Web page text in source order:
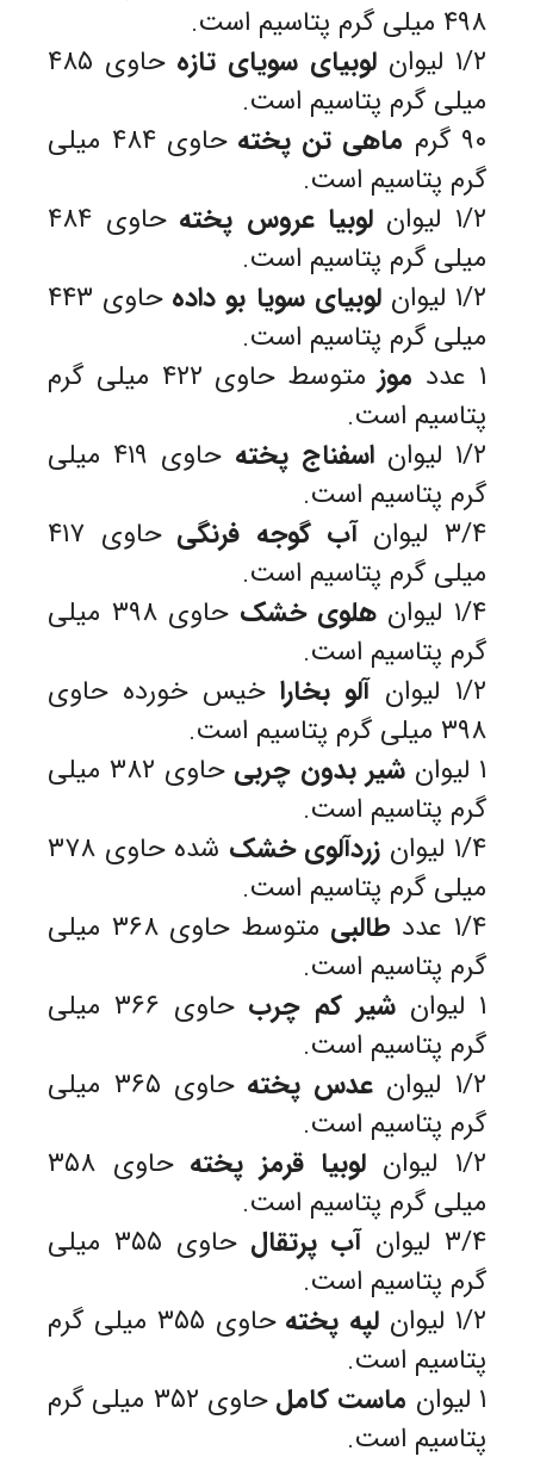
۴۹۸ میلی گرم پتاسیم است.
۱/۲ لیوان
لوبیای سویای تازه
حاوی ۴۸۵
میلی گرم پتاسیم است.
۹۰ گرم
ماهی تن پخته
حاوی ۴۸۴ میلی
گرم پتاسیم است.
۱/۲ لیوان
لوبیا عروس پخته
حاوی ۴۸۴
میلی گرم پتاسیم است.
۱/۲ لیوان
لوبیای سویا بو داده
حاوی ۴۴۳
میلی گرم پتاسیم است.
۱ عدد
موز
متوسط حاوی ۴۲۲ میلی گرم
پتاسیم است.
۱/۲ لیوان
اسفناج پخته
حاوی ۴۱۹ میلی
گرم پتاسیم است.
۳/۴ لیوان
آب گوجه فرنگی
حاوی ۴۱۷
میلی گرم پتاسیم است.
۱/۴ لیوان
هلوی خشک
حاوی ۳۹۸ میلی
گرم پتاسیم است.
۱/۲ لیوان
آلو بخارا خیس خورده حاوی
۳۹۸ میلی گرم پتاسیم است.
۱ لیوان
شیر بدون چربی
حاوی ۳۸۲ میلی
گرم پتاسیم است.
۱/۴ لیوان
زردآلوی خشک
شده حاوی ۳۷۸
میلی گرم پتاسیم است.
۱/۴ عدد
طالبی
متوسط حاوی ۳۶۸ میلی
گرم پتاسیم است.
۱ لیوان
شیر کم چرب
حاوی ۳۶۶ میلی
گرم پتاسیم است.
۱/۲ لیوان
عدس پخته
حاوی ۳۶۵ میلی
گرم پتاسیم است.
۱/۲ لیوان
لوبیا قرمز پخته
حاوی ۳۵۸
میلی گرم پتاسیم است.
۳/۴ لیوان
آب پرتقال
حاوی ۳۵۵ میلی
گرم پتاسیم است.
۱/۲ لیوان
لپه پخته
حاوی ۳۵۵ میلی گرم
پتاسیم است.
۱ لیوان
ماست کامل
حاوی ۳۵۲ میلی گرم
پتاسیم است.